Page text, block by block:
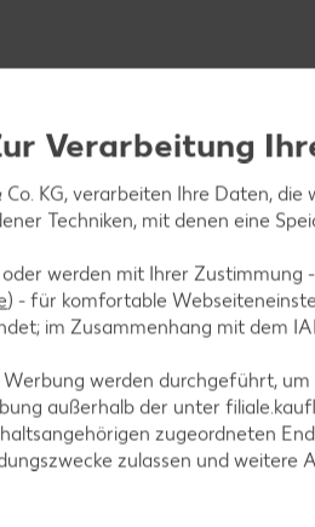
Blätter abzupfen
kurz darin anbraten.
Mit Salz, Pfeffer und
köcheln lassen.
Verarbeitung
KG, verarbeiten Ihre Daten,
Techniken, mit denen eine
werden mit Ihrer Zustimmung
) - für komfortable
im Zusammenhang mit dem
werden durchgeführt,
außerhalb der unter
zugeordneten
zulassen und weitere